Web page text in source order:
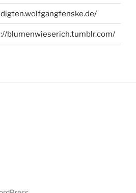
blumenwieserich.tumblr.com/